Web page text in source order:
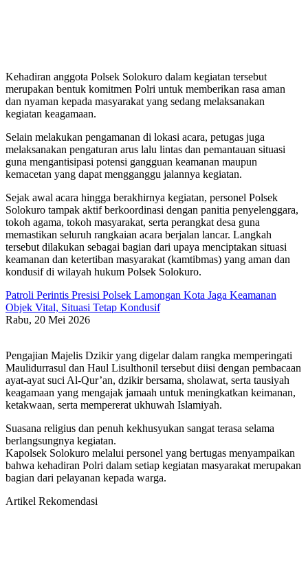
Kehadiran anggota Polsek Solokuro dalam kegiatan tersebut
merupakan bentuk komitmen Polri untuk memberikan rasa aman
dan nyaman kepada masyarakat yang sedang melaksanakan
kegiatan keagamaan.
Selain melakukan pengamanan di lokasi acara, petugas juga
melaksanakan pengaturan arus lalu lintas dan pemantauan situasi
guna mengantisipasi potensi gangguan keamanan maupun
kemacetan yang dapat mengganggu jalannya kegiatan.
Sejak awal acara hingga berakhirnya kegiatan, personel Polsek
Solokuro tampak aktif berkoordinasi dengan panitia penyelenggara,
tokoh agama, tokoh masyarakat, serta perangkat desa guna
memastikan seluruh rangkaian acara berjalan lancar. Langkah
tersebut dilakukan sebagai bagian dari upaya menciptakan situasi
keamanan dan ketertiban masyarakat (kamtibmas) yang aman dan
kondusif di wilayah hukum Polsek Solokuro.
Patroli Perintis Presisi Polsek Lamongan Kota Jaga Keamanan
Objek Vital, Situasi Tetap Kondusif
Rabu, 20 Mei 2026
Pengajian Majelis Dzikir yang digelar dalam rangka memperingati
Maulidurrasul dan Haul Lisulthonil tersebut diisi dengan pembacaan
ayat-ayat suci Al-Qur’an, dzikir bersama, sholawat, serta tausiyah
keagamaan yang mengajak jamaah untuk meningkatkan keimanan,
ketakwaan, serta mempererat ukhuwah Islamiyah.
Suasana religius dan penuh kekhusyukan sangat terasa selama
berlangsungnya kegiatan.
Kapolsek Solokuro melalui personel yang bertugas menyampaikan
bahwa kehadiran Polri dalam setiap kegiatan masyarakat merupakan
bagian dari pelayanan kepada warga.
Artikel Rekomendasi